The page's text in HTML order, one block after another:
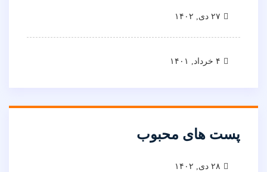
۲۷ دی, ۱۴۰۲
۴ خرداد, ۱۴۰۱
پست های محبوب
۲۸ دی, ۱۴۰۲